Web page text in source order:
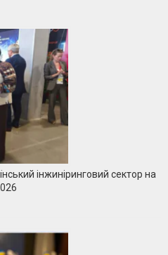
інжиніринговий сектор на